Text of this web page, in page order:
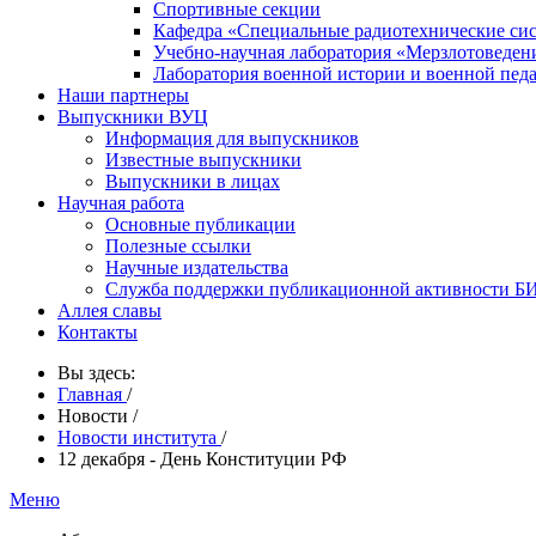
Спортивные секции
Кафедра «Специальные радиотехнические
Учебно-научная лаборатория
Лаборатория военной истории и военной
Наши партнеры
Выпускники ВУЦ
Информация для выпускников
Известные выпускники
Выпускники в лицах
Научная работа
Основные публикации
Полезные ссылки
Научные издательства
Служба поддержки публикационной активности
Аллея славы
Контакты
Вы здесь:
Главная /
Новости /
Новости института /
12 декабря - День Конституции РФ
Меню